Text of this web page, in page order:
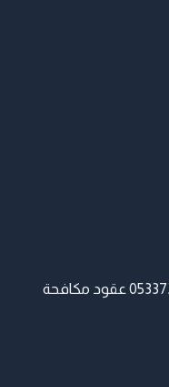
شركة مكافحة حشرات بالرياض 0533730353 عقود مكافحة